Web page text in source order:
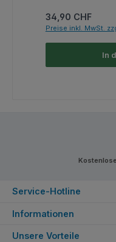
Regulärer Preis:
34,90 CHF
Preise inkl. MwSt.
In
Service-Hotline
Informationen
Unsere Vorteile